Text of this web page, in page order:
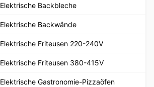
Elektrische Backbleche
Elektrische Backwände
Elektrische Friteusen 220-240V
Elektrische Friteusen 380-415V
Elektrische Gastronomie-Pizzaöfen